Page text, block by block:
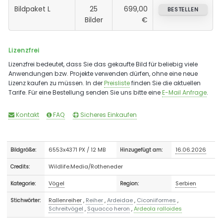
Bildpaket L
25
Bilder
699,00
€
BESTELLEN
Lizenzfrei
Lizenzfrei bedeutet, dass Sie das gekaufte Bild für beliebig viele
Anwendungen bzw. Projekte verwenden dürfen, ohne eine neue
Lizenz kaufen zu müssen. In derPreislistefinden Sie die aktuellen
Tarife. Für eine Bestellung senden Sie uns bitte eineE-Mail Anfrage.
Kontakt FAQ Sicheres Einkaufen
Bildgröße: 6553x4371 PX / 12 MB Hinzugefügt am: 16.06.2026
Credits: Wildlife.Media/Rotheneder
Kategorie: Vögel Region: Serbien
Stichwörter: Rallenreiher, Reiher,Ardeidae, Ciconiiformes ,
Schreitvögel , Squacco heron ,Ardeola ralloides